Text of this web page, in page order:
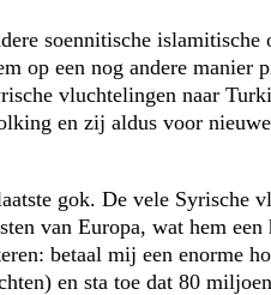
soennitische islamitische
op een nog andere manier
vluchtelingen naar
en zij aldus voor
gok. De vele Syrische
van Europa, wat hem
betaal mij een enorme
en sta toe ​​dat 80